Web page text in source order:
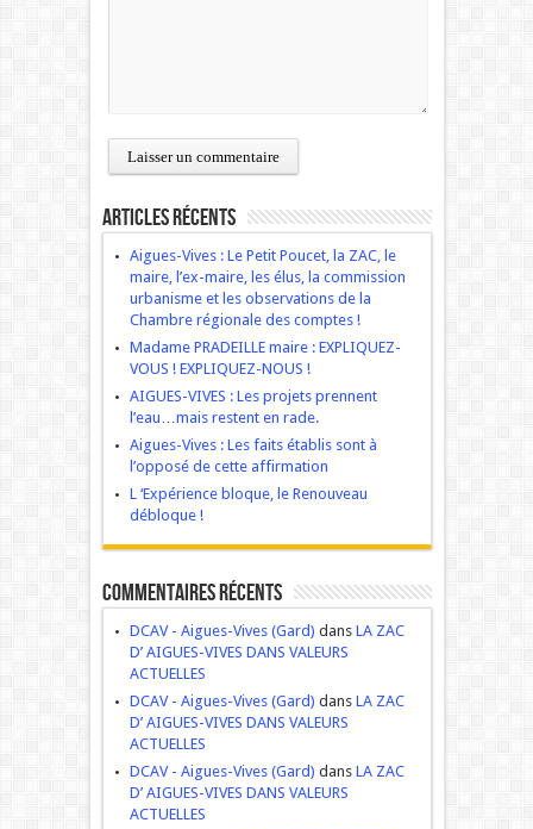
Articles récents
Aigues-Vives : Le Petit Poucet, la ZAC, le
maire, l’ex-maire, les élus, la commission
urbanisme et les observations de la
Chambre régionale des comptes !
Madame PRADEILLE maire : EXPLIQUEZ-
VOUS ! EXPLIQUEZ-NOUS !
AIGUES-VIVES : Les projets prennent
l’eau…mais restent en rade.
Aigues-Vives : Les faits établis sont à
l’opposé de cette affirmation
L ‘Expérience bloque, le Renouveau
débloque !
Commentaires récents
DCAV - Aigues-Vives (Gard) dans LA ZAC
D’ AIGUES-VIVES DANS VALEURS
ACTUELLES
DCAV - Aigues-Vives (Gard) dans LA ZAC
D’ AIGUES-VIVES DANS VALEURS
ACTUELLES
DCAV - Aigues-Vives (Gard) dans LA ZAC
D’ AIGUES-VIVES DANS VALEURS
ACTUELLES